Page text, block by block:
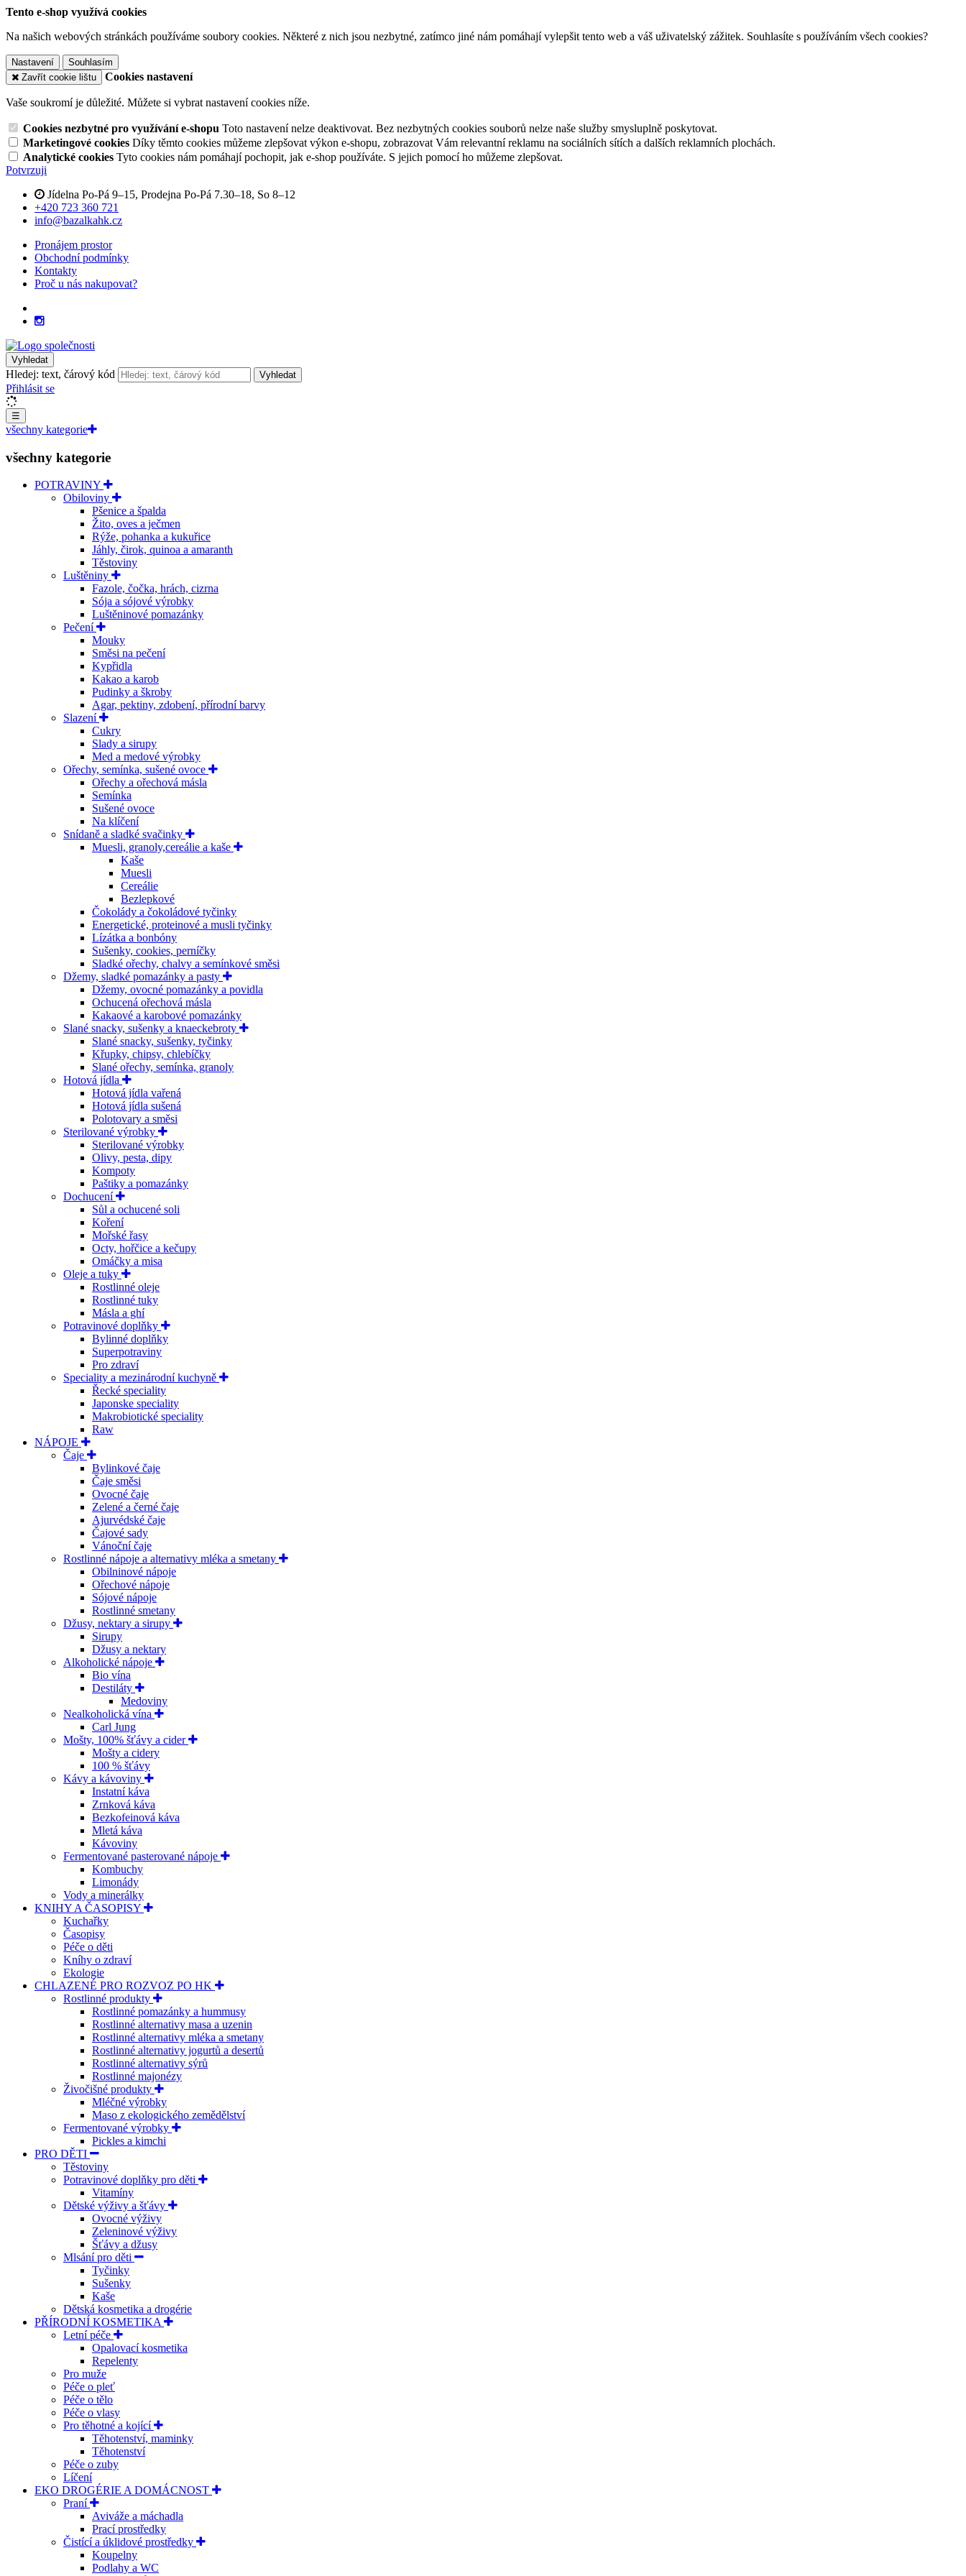
Tento e-shop využívá cookies
Na našich webových stránkách používáme soubory cookies. Některé z nich jsou nezbytné, zatímco jiné nám pomáhají vylepšit tento web a váš uživatelský zážitek. Souhlasíte s používáním všech cookies?
Nastavení
Souhlasím
Zavřít cookie lištu
Cookies nastavení
Vaše soukromí je důležité. Můžete si vybrat nastavení cookies níže.
Cookies nezbytné pro využívání e-shopu Toto nastavení nelze deaktivovat. Bez nezbytných cookies souborů nelze naše služby smysluplně poskytovat.
Marketingové cookies Díky těmto cookies můžeme zlepšovat výkon e-shopu, zobrazovat Vám relevantní reklamu na sociálních sítích a dalších reklamních plochách.
Analytické cookies Tyto cookies nám pomáhají pochopit, jak e-shop používáte. S jejich pomocí ho můžeme zlepšovat.
Potvrzuji
Jídelna Po-Pá 9–15, Prodejna Po-Pá 7.30–18, So 8–12
+420 723 360 721
info@bazalkahk.cz
Pronájem prostor
Obchodní podmínky
Kontakty
Proč u nás nakupovat?
Vyhledat
Hledej: text, čárový kód Vyhledat
Přihlásit se
☰
všechny kategorie
všechny kategorie
POTRAVINY
Obiloviny
Pšenice a špalda
Žito, oves a ječmen
Rýže, pohanka a kukuřice
Jáhly, čirok, quinoa a amaranth
Těstoviny
Luštěniny
Fazole, čočka, hrách, cizrna
Sója a sójové výrobky
Luštěninové pomazánky
Pečení
Mouky
Směsi na pečení
Kypřidla
Kakao a karob
Pudinky a škroby
Agar, pektiny, zdobení, přírodní barvy
Slazení
Cukry
Slady a sirupy
Med a medové výrobky
Ořechy, semínka, sušené ovoce
Ořechy a ořechová másla
Semínka
Sušené ovoce
Na klíčení
Snídaně a sladké svačinky
Muesli, granoly,cereálie a kaše
Kaše
Muesli
Cereálie
Bezlepkové
Čokolády a čokoládové tyčinky
Energetické, proteinové a musli tyčinky
Lízátka a bonbóny
Sušenky, cookies, perníčky
Sladké ořechy, chalvy a semínkové směsi
Džemy, sladké pomazánky a pasty
Džemy, ovocné pomazánky a povidla
Ochucená ořechová másla
Kakaové a karobové pomazánky
Slané snacky, sušenky a knaeckebroty
Slané snacky, sušenky, tyčinky
Křupky, chipsy, chlebíčky
Slané ořechy, semínka, granoly
Hotová jídla
Hotová jídla vařená
Hotová jídla sušená
Polotovary a směsi
Sterilované výrobky
Sterilované výrobky
Olivy, pesta, dipy
Kompoty
Paštiky a pomazánky
Dochucení
Sůl a ochucené soli
Koření
Mořské řasy
Octy, hořčice a kečupy
Omáčky a misa
Oleje a tuky
Rostlinné oleje
Rostlinné tuky
Másla a ghí
Potravinové doplňky
Bylinné doplňky
Superpotraviny
Pro zdraví
Speciality a mezinárodní kuchyně
Řecké speciality
Japonske speciality
Makrobiotické speciality
Raw
NÁPOJE
Čaje
Bylinkové čaje
Čaje směsi
Ovocné čaje
Zelené a černé čaje
Ajurvédské čaje
Čajové sady
Vánoční čaje
Rostlinné nápoje a alternativy mléka a smetany
Obilninové nápoje
Ořechové nápoje
Sójové nápoje
Rostlinné smetany
Džusy, nektary a sirupy
Sirupy
Džusy a nektary
Alkoholické nápoje
Bio vína
Destiláty
Medoviny
Nealkoholická vína
Carl Jung
Mošty, 100% šťávy a cider
Mošty a cidery
100 % šťávy
Kávy a kávoviny
Instatní káva
Zrnková káva
Bezkofeinová káva
Mletá káva
Kávoviny
Fermentované pasterované nápoje
Kombuchy
Limonády
Vody a minerálky
KNIHY A ČASOPISY
Kuchařky
Časopisy
Péče o děti
Kníhy o zdraví
Ekologie
CHLAZENÉ PRO ROZVOZ PO HK
Rostlinné produkty
Rostlinné pomazánky a hummusy
Rostlinné alternativy masa a uzenin
Rostlinné alternativy mléka a smetany
Rostlinné alternativy jogurtů a desertů
Rostlinné alternativy sýrů
Rostlinné majonézy
Živočišné produkty
Mléčné výrobky
Maso z ekologického zemědělství
Fermentované výrobky
Pickles a kimchi
PRO DĚTI
Těstoviny
Potravinové doplňky pro děti
Vitamíny
Dětské výživy a šťávy
Ovocné výživy
Zeleninové výživy
Šťávy a džusy
Mlsání pro děti
Tyčinky
Sušenky
Kaše
Dětská kosmetika a drogérie
PŘÍRODNÍ KOSMETIKA
Letní péče
Opalovací kosmetika
Repelenty
Pro muže
Péče o pleť
Péče o tělo
Péče o vlasy
Pro těhotné a kojící
Těhotenství, maminky
Těhotenství
Péče o zuby
Líčení
EKO DROGÉRIE A DOMÁCNOST
Praní
Aviváže a máchadla
Prací prostředky
Čistící a úklidové prostředky
Koupelny
Podlahy a WC